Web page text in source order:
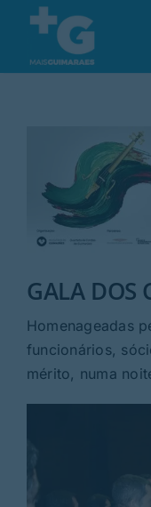
content
Desporto
Opinião
Região
Rubricas
GALA DOS
Homenageadas
funcionários,
mérito, numa